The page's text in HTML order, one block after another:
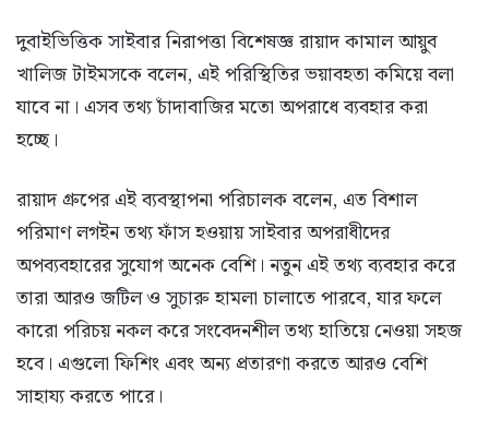
দুবাইভিত্তিক সাইবার নিরাপত্তা বিশেষজ্ঞ রায়াদ কামাল আয়ুব
খালিজ টাইমসকে বলেন, এই পরিস্থিতির ভয়াবহতা কমিয়ে বলা
যাবে না। এসব তথ্য চাঁদাবাজির মতো অপরাধে ব্যবহার করা
হচ্ছে।
রায়াদ গ্রুপের এই ব্যবস্থাপনা পরিচালক বলেন, এত বিশাল
পরিমাণ লগইন তথ্য ফাঁস হওয়ায় সাইবার অপরাধীদের
অপব্যবহারের সুযোগ অনেক বেশি। নতুন এই তথ্য ব্যবহার করে
তারা আরও জটিল ও সুচারু হামলা চালাতে পারবে, যার ফলে
কারো পরিচয় নকল করে সংবেদনশীল তথ্য হাতিয়ে নেওয়া সহজ
হবে। এগুলো ফিশিং এবং অন্য প্রতারণা করতে আরও বেশি
সাহায্য করতে পারে।